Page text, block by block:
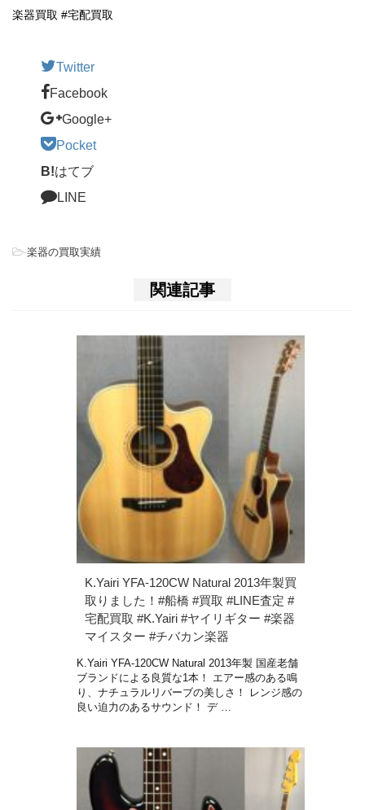
楽器買取 #宅配買取
Twitter
Facebook
Google+
Pocket
B!はてブ
LINE
-楽器の買取実績
関連記事
K.Yairi YFA-120CW Natural 2013年製買
取りました！#船橋 #買取 #LINE査定 #
宅配買取 #K.Yairi #ヤイリギター #楽器
マイスター #チバカン楽器
K.Yairi YFA-120CW Natural 2013年製 国産老舗
ブランドによる良質な1本！ エアー感のある鳴
り、ナチュラルリバーブの美しさ！ レンジ感の
良い迫力のあるサウンド！ デ …